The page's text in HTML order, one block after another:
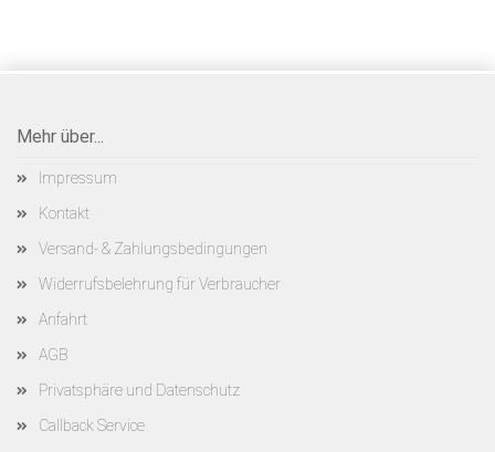
Mehr über...
Impressum
Kontakt
Versand- & Zahlungsbedingungen
Widerrufsbelehrung für Verbraucher
Anfahrt
AGB
Privatsphäre und Datenschutz
Callback Service